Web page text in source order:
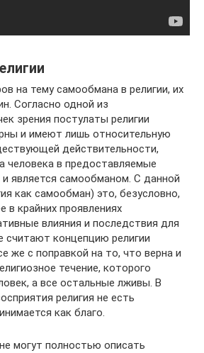
на тему самообмана в религии, их
Согласно одной из
зрения постулаты религии
и имеют лишь относительную
действительности,
человека в предоставляемые
является самообманом. С данной
как самообман) это, безусловно,
в крайних проявлениях
влияния и последствия для
считают концепцию религии
же с поправкой на то, что верна и
течение, которого
а все остальные лживы. В
религия не есть
как благо.
могут полностью описать